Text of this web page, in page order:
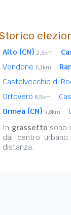
Alto (CN) 2,5km
Vendone 5,1km
Castelvecchio di
Ortovero 8,5km
Ormea (CN) 9,8km
In grassetto sono
dal centro
distanza.